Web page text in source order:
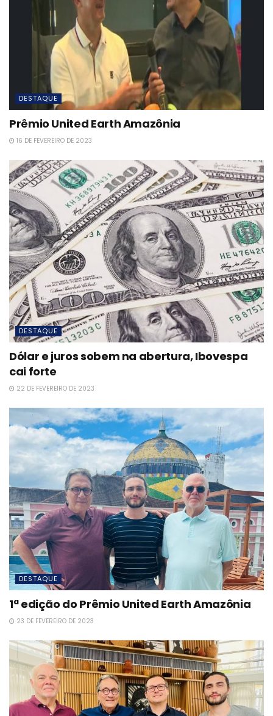
DESTAQUE
Prêmio United Earth Amazônia
16 DE FEVEREIRO DE 2023
DESTAQUE
Dólar e juros sobem na abertura, Ibovespa
cai forte
22 DE FEVEREIRO DE 2023
DESTAQUE
1ª edição do Prêmio United Earth Amazônia
23 DE FEVEREIRO DE 2023